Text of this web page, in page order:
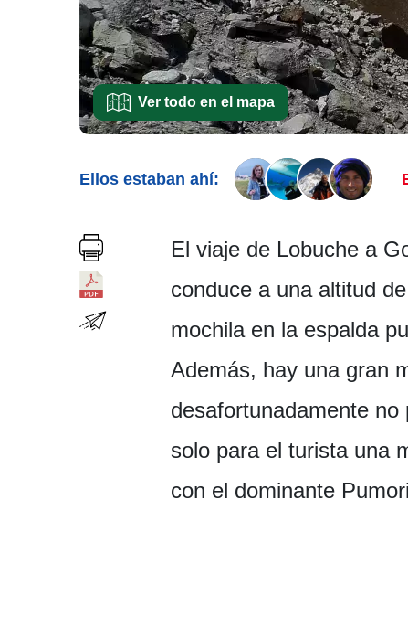
Ver todo en el mapa
Ellos estaban ahí:
El viaje de Lobuche a
conduce a una altitud
mochila en la espalda
Además, hay una gran
desafortunadamente
solo para el turista una
con el dominante